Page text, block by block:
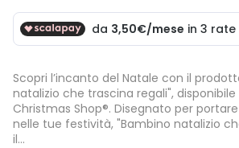
Scopri l’incanto del Natale con il
natalizio che trascina regali", disponibile
Christmas Shop®. Disegnato per
nelle tue festività, "Bambino natalizio
il...